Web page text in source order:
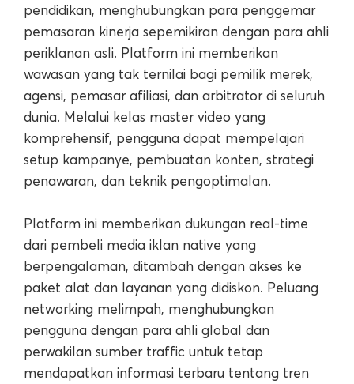
pendidikan, menghubungkan para penggemar
pemasaran kinerja sepemikiran dengan para ahli
periklanan asli. Platform ini memberikan
wawasan yang tak ternilai bagi pemilik merek,
agensi, pemasar afiliasi, dan arbitrator di seluruh
dunia. Melalui kelas master video yang
komprehensif, pengguna dapat mempelajari
setup kampanye, pembuatan konten, strategi
penawaran, dan teknik pengoptimalan.
Platform ini memberikan dukungan real-time
dari pembeli media iklan native yang
berpengalaman, ditambah dengan akses ke
paket alat dan layanan yang didiskon. Peluang
networking melimpah, menghubungkan
pengguna dengan para ahli global dan
perwakilan sumber traffic untuk tetap
mendapatkan informasi terbaru tentang tren